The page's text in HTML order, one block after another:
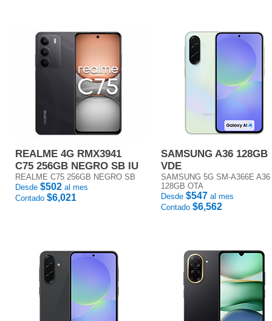
REALME 4G RMX3941
C75 256GB NEGRO SB IU
REALME C75 256GB NEGRO SB
Desde $502 al mes
Contado $6,021
SAMSUNG A36 128GB
VDE
SAMSUNG 5G SM-A366E A36
128GB OTA
Desde $547 al mes
Contado $6,562